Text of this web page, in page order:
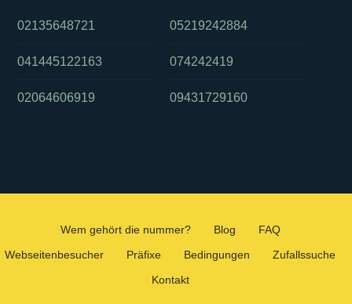
02135648721
041445122163
02064606919
05219242884
074242419
09431729160
Wem gehört die nummer? Blog
FAQ
Webseitenbesucher
Präfixe Bedingungen
Zufallssuche
Kontakt